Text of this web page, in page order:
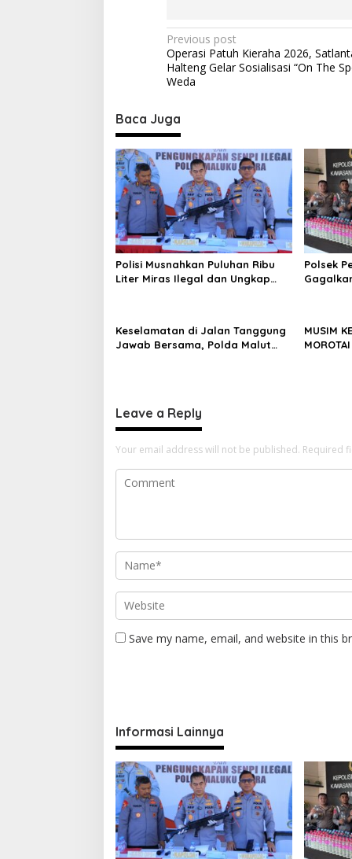
P
o
s
n
a
v
i
g
a
t
i
n
Previous post
Operasi Patuh Kieraha 2026,
Halteng Gelar Sosialisasi “On The
Weda
Baca Juga
Polisi Musnahkan Puluhan Ribu
Liter Miras Ilegal dan Ungkap
Polsek
Keselamatan di Jalan Tanggung
Jawab Bersama, Polda Malut
MUSIM
Leave a Reply
Your email address will not be published. Required
Save my name, email, and website in this
Informasi Lainnya